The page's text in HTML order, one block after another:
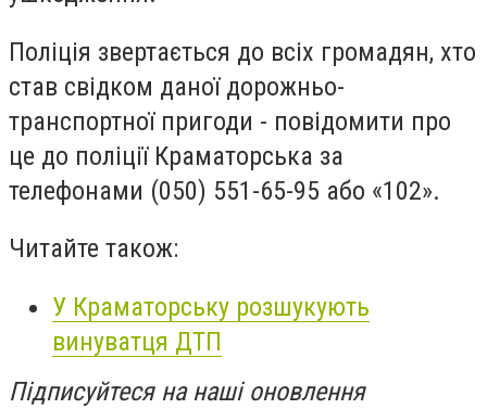
Поліція звертається до всіх громадян, хто
став свідком даної дорожньо-
транспортної пригоди - повідомити про
це до поліції Краматорська за
телефонами (050) 551-65-95 або «102».
Читайте також:
У Краматорську розшукують
винуватця ДТП
Підписуйтеся на наші оновлення